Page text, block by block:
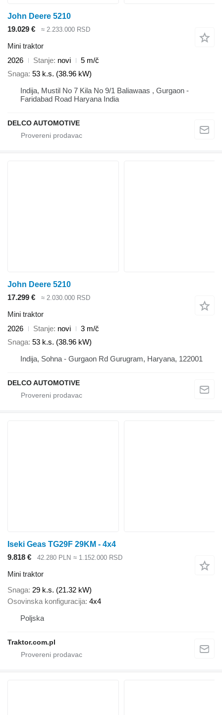
John Deere 5210
19.029 €
≈ 2.233.000 RSD
Mini traktor
2026
Stanje novi
5 m/č
Snaga 53 k.s. (38.96 kW)
Indija, Mustil No 7 Kila No 9/1 Baliawaas , Gurgaon -
Faridabad Road Haryana India
DELCO AUTOMOTIVE
John Deere 5210
17.299 €
≈ 2.030.000 RSD
Mini traktor
2026
Stanje novi
3 m/č
Snaga 53 k.s. (38.96 kW)
Indija, Sohna - Gurgaon Rd Gurugram, Haryana, 122001
DELCO AUTOMOTIVE
Iseki Geas TG29F 29KM - 4x4
9.818 €
42.280 PLN ≈ 1.152.000 RSD
Mini traktor
Snaga 29 k.s. (21.32 kW)
Osovinska konfiguracija 4x4
Poljska
Traktor.com.pl